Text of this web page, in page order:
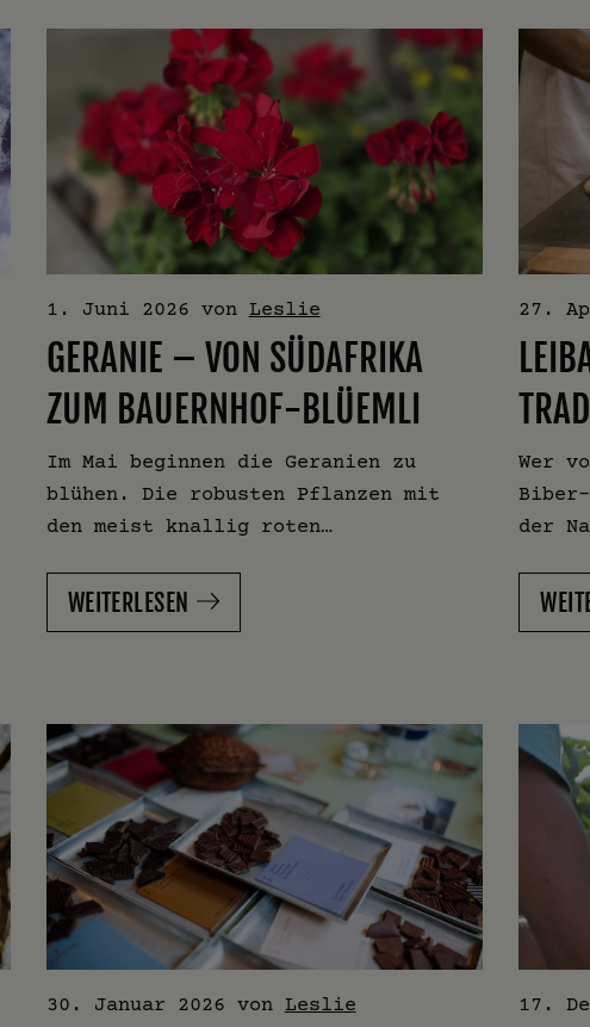
1. Juni 2026 von Leslie
GERANIE – VON SÜDAFRIKA
ZUM BAUERNHOF-BLÜEMLI
Im Mai beginnen die Geranien zu
blühen. Die robusten Pflanzen mit
den meist knallig roten…
WEITERLESEN
27.
Wer
der
30. Januar 2026 von Leslie 17.